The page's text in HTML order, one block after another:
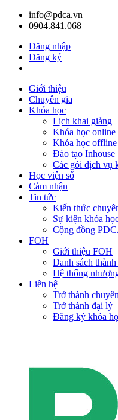
info@pdca.vn
0904.841.068
Đăng nhập
Đăng ký
Giới thiệu
Chuyên gia
Khóa học
Lịch khai giảng
Khóa học online
Khóa học offline
Đào tạo Inhouse
Các gói dịch vụ
Học viện số
Cảm nhận
Tin tức
Kiến thức
Sự kiện khóa
Cộng đồng
FOH
Giới thiệu FOH
Danh sách
Hệ thống
Liên hệ
Trở thành
Trở thành đại lý
Đăng ký khóa